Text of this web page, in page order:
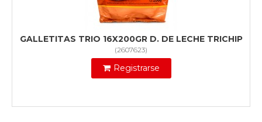
GALLETITAS TRIO 16X200GR D. DE LECHE TRICHIP
(2607623)
Registrarse